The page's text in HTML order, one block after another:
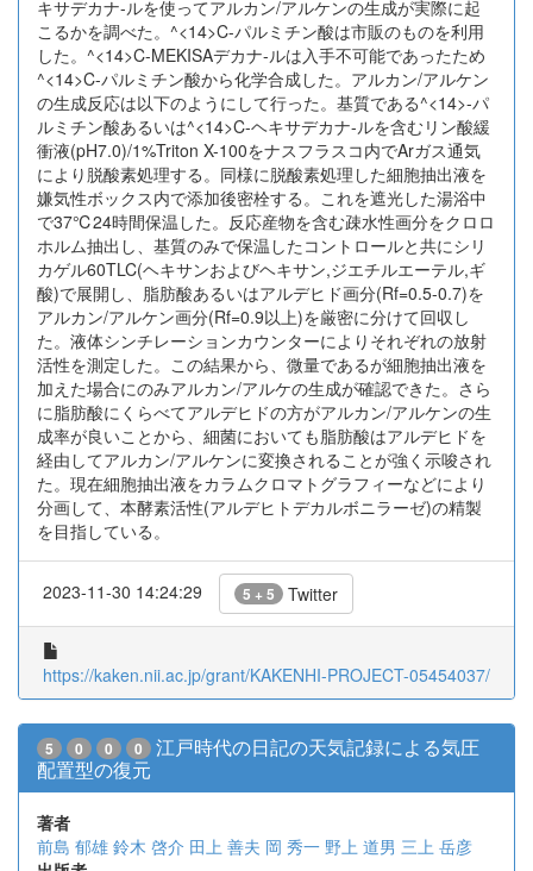
キサデカナ-ルを使ってアルカン/アルケンの生成が実際に起
こるかを調べた。^<14>C-パルミチン酸は市販のものを利用
した。^<14>C-MEKISAデカナ-ルは入手不可能であったため
^<14>C-パルミチン酸から化学合成した。アルカン/アルケン
の生成反応は以下のようにして行った。基質である^<14>-パ
ルミチン酸あるいは^<14>C-ヘキサデカナ-ルを含むリン酸緩
衝液(pH7.0)/1%Triton X-100をナスフラスコ内でArガス通気
により脱酸素処理する。同様に脱酸素処理した細胞抽出液を
嫌気性ボックス内で添加後密栓する。これを遮光した湯浴中
で37℃24時間保温した。反応産物を含む疎水性画分をクロロ
ホルム抽出し、基質のみで保温したコントロールと共にシリ
カゲル60TLC(ヘキサンおよびヘキサン,ジエチルエーテル,ギ
酸)で展開し、脂肪酸あるいはアルデヒド画分(Rf=0.5-0.7)を
アルカン/アルケン画分(Rf=0.9以上)を厳密に分けて回収し
た。液体シンチレーションカウンターによりそれぞれの放射
活性を測定した。この結果から、微量であるが細胞抽出液を
加えた場合にのみアルカン/アルケの生成が確認できた。さら
に脂肪酸にくらべてアルデヒドの方がアルカン/アルケンの生
成率が良いことから、細菌においても脂肪酸はアルデヒドを
経由してアルカン/アルケンに変換されることが強く示唆され
た。現在細胞抽出液をカラムクロマトグラフィーなどにより
分画して、本酵素活性(アルデヒトデカルボニラーゼ)の精製
を目指している。
2023-11-30 14:24:29 5 + 5 Twitter
https://kaken.nii.ac.jp/grant/KAKENHI-PROJECT-05454037/
5 0 0 0
江戸時代の日記の天気記録による気圧
配置型の復元
著者
前島 郁雄 鈴木 啓介 田上 善夫 岡 秀一 野上 道男 三上 岳彦